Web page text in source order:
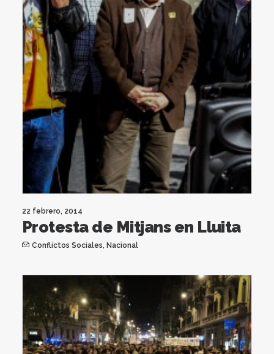
22 febrero, 2014
Protesta de Mitjans en Lluita
Conflictos Sociales, Nacional